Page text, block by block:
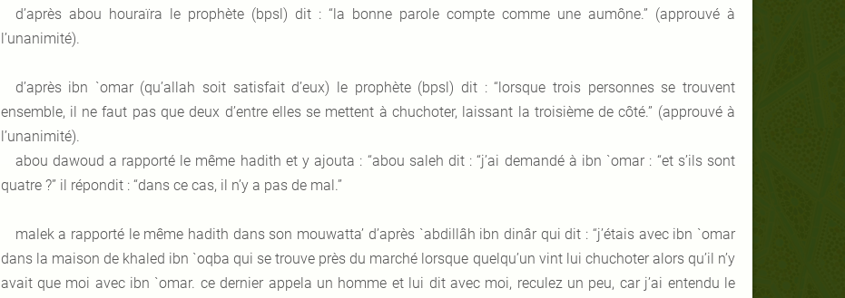
d’après abou houraïra le prophète (bpsl) dit : “la bonne parole compte comme une aumône.” (approuvé à
l’unanimité).
d’après ibn `omar (qu’allah soit satisfait d’eux) le prophète (bpsl) dit : “lorsque trois personnes se trouvent
ensemble, il ne faut pas que deux d’entre elles se mettent à chuchoter, laissant la troisième de côté.” (approuvé à
l’unanimité).
abou dawoud a rapporté le même hadith et y ajouta : “abou saleh dit : “j’ai demandé à ibn `omar : “et s’ils sont
quatre ?” il répondit : “dans ce cas, il n’y a pas de mal.”
malek a rapporté le même hadith dans son mouwatta’ d’après `abdillâh ibn dinâr qui dit : “j’étais avec ibn `omar
dans la maison de khaled ibn `oqba qui se trouve près du marché lorsque quelqu’un vint lui chuchoter alors qu’il n’y
avait que moi avec ibn `omar. ce dernier appela un homme et lui dit avec moi, reculez un peu, car j’ai entendu le